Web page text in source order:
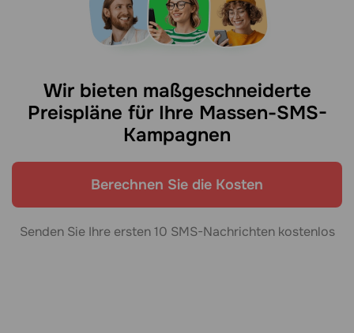
Wir bieten maßgeschneiderte
Preispläne für Ihre Massen-SMS-
Kampagnen
Berechnen Sie die Kosten
Senden Sie Ihre ersten 10 SMS-Nachrichten kostenlos